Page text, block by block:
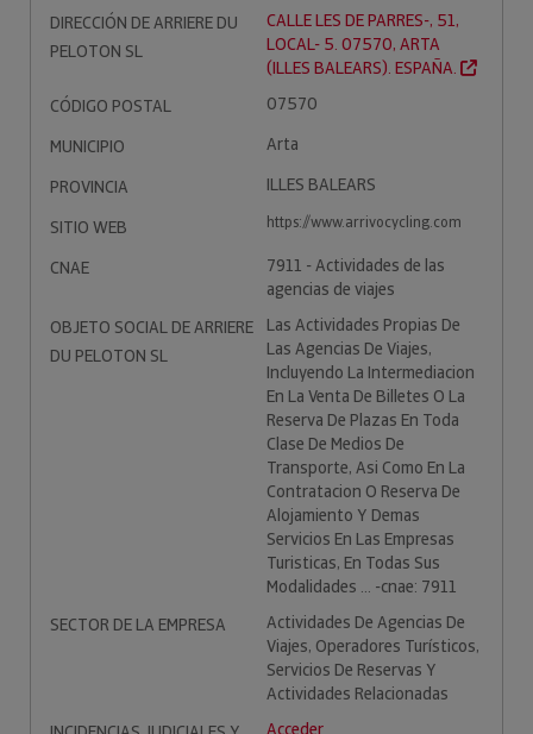
DIRECCIÓN DE ARRIERE DU
PELOTON SL
CALLE LES DE PARRES-, 51,
LOCAL- 5. 07570, ARTA
(ILLES BALEARS). ESPAÑA.
CÓDIGO POSTAL
07570
MUNICIPIO
Arta
PROVINCIA
ILLES BALEARS
SITIO WEB
https://www.arrivocycling.com
CNAE
7911 - Actividades de las
agencias de viajes
OBJETO SOCIAL DE ARRIERE
DU PELOTON SL
Las Actividades Propias De
Las Agencias De Viajes,
Incluyendo La Intermediacion
En La Venta De Billetes O La
Reserva De Plazas En Toda
Clase De Medios De
Transporte, Asi Como En La
Contratacion O Reserva De
Alojamiento Y Demas
Servicios En Las Empresas
Turisticas, En Todas Sus
Modalidades ... -cnae: 7911
SECTOR DE LA EMPRESA
Actividades De Agencias De
Viajes, Operadores Turísticos,
Servicios De Reservas Y
Actividades Relacionadas
Acceder